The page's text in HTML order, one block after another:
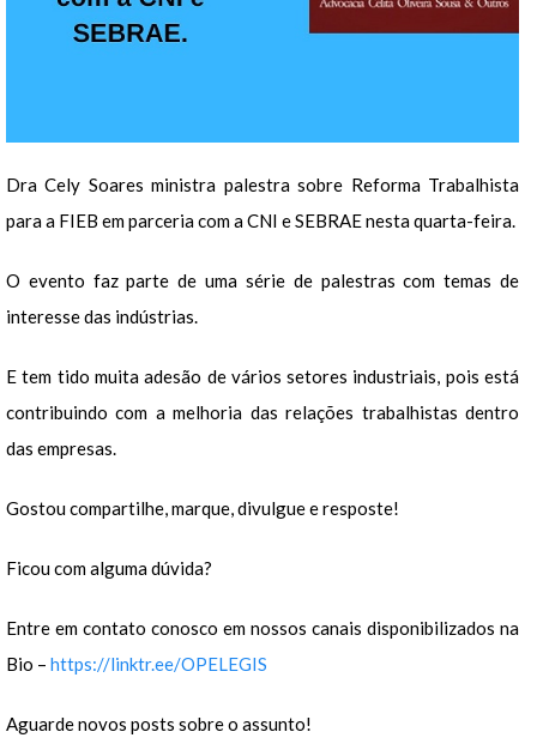
Dra Cely Soares ministra palestra sobre Reforma Trabalhista
para a FIEB em parceria com a CNI e SEBRAE nesta quarta-feira.
O evento faz parte de uma série de palestras com temas de
interesse das indústrias.
E tem tido muita adesão de vários setores industriais, pois está
contribuindo com a melhoria das relações trabalhistas dentro
das empresas.
Gostou compartilhe, marque, divulgue e resposte!
Ficou com alguma dúvida?
Entre em contato conosco em nossos canais disponibilizados na
Bio – https://linktr.ee/OPELEGIS
Aguarde novos posts sobre o assunto!